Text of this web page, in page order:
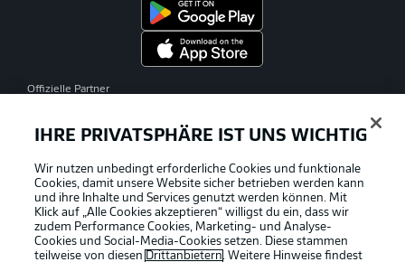
Offizielle Partner
IHRE PRIVATSPHÄRE IST UNS WICHTIG
Wir nutzen unbedingt erforderliche Cookies und funktionale
Cookies, damit unsere Website sicher betrieben werden kann
und ihre Inhalte und Services genutzt werden können. Mit
Klick auf „Alle Cookies akzeptieren“ willigst du ein, dass wir
zudem Performance Cookies, Marketing- und Analyse-
Cookies und Social-Media-Cookies setzen. Diese stammen
teilweise von diesen Drittanbietern. Weitere Hinweise findest